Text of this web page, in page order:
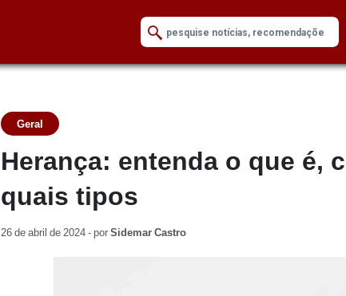
Geral
Herança: entenda o que é,
quais tipos
26 de abril de 2024 - porSidemar Castro